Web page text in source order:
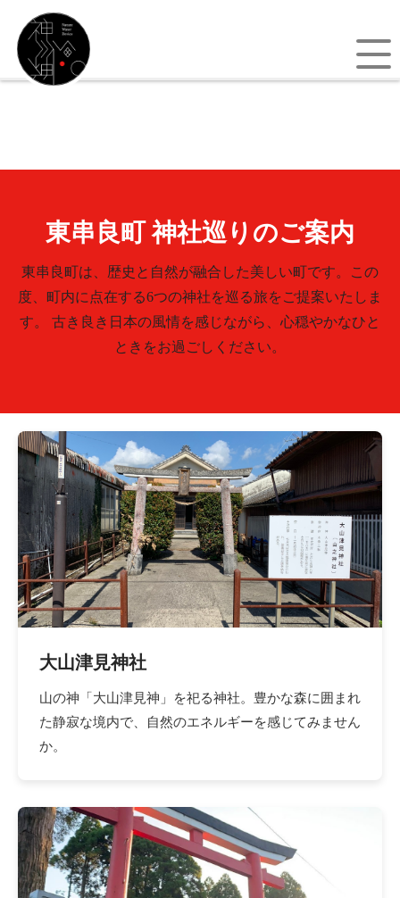
東串良町 神社巡りのご案内
東串良町は、歴史と自然が融合した美しい町です。この
度、町内に点在する6つの神社を巡る旅をご提案いたしま
す。 古き良き日本の風情を感じながら、心穏やかなひと
ときをお過ごしください。
大山津見神社
山の神「大山津見神」を祀る神社。豊かな森に囲まれ
た静寂な境内で、自然のエネルギーを感じてみません
か。